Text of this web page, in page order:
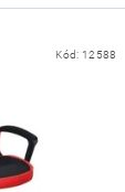
Kód: 12588